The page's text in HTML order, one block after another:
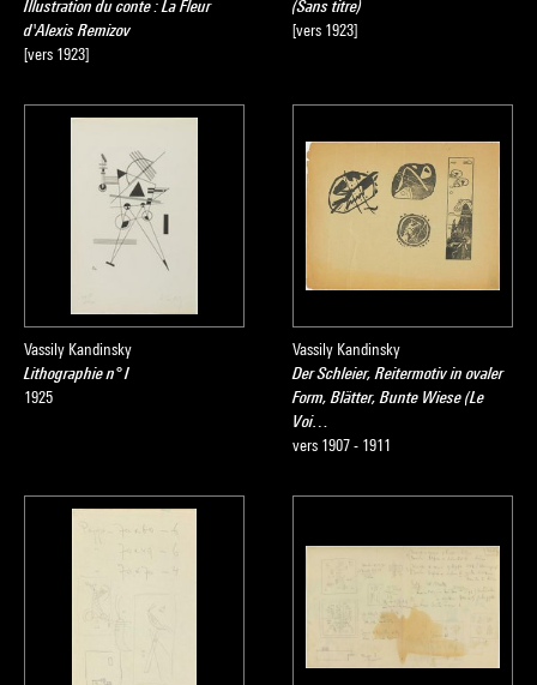
Illustration du conte : La Fleur
d'Alexis Remizov
[vers 1923]
(Sans titre)
[vers 1923]
Vassily Kandinsky
Lithographie n° I
1925
Vassily Kandinsky
Der Schleier, Reitermotiv in ovaler
Form, Blätter, Bunte Wiese (Le
Voi…
vers 1907 - 1911